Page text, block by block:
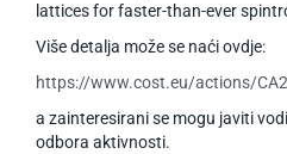
lattices for faster-than-ever
Više detalja može se naći ovdje:
https://www.cost.eu/actions/
a zainteresirani se mogu javiti
odbora aktivnosti.